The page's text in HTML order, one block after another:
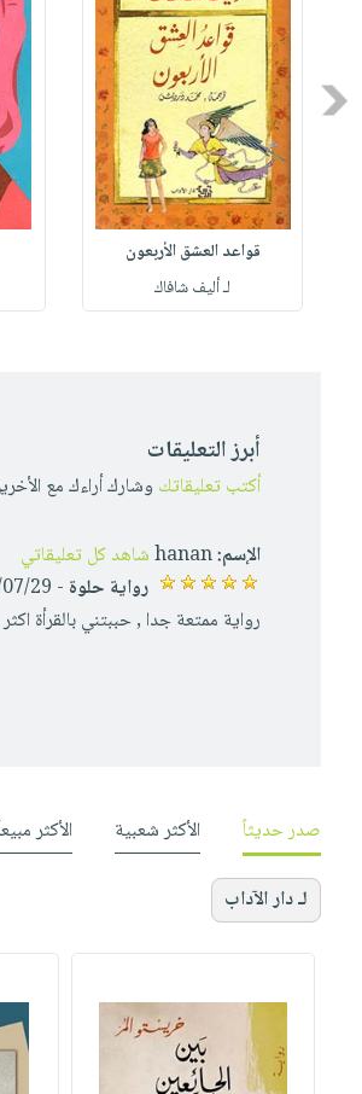
Previous
قواعد العشق الأربعون
لـ أليف شافاك
أبرز التعليقات
أكتب تعليقاتك وشارك أراءك مع
الإسم:hanan شاهد كل تعليقاتي
رواية حلوة - 20/07/29
رواية ممتعة جدا , حببتني بالقرأة
صدر حديثاً الأكثر شعبية الأكثر
لـ دار الآداب